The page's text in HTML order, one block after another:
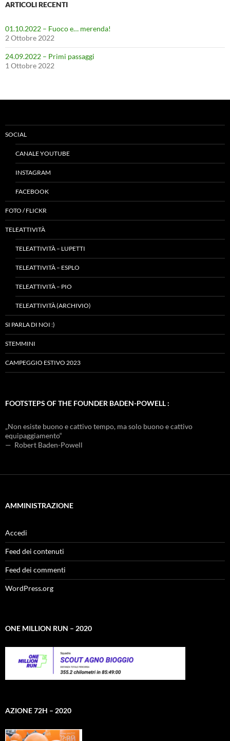
ARTICOLI RECENTI
01.10.2022 – Fuoco e… merenda!
2 Ottobre 2022
24.09.2022 – Primi passaggi
1 Ottobre 2022
SOCIAL
CANALE YOUTUBE
INSTAGRAM
FACEBOOK
FOTO / FLICKR
TELEATTIVITÀ
TELEATTIVITÀ – LUPETTI
TELEATTIVITÀ – ESPLO
TELEATTIVITÀ – PIO
TELEATTIVITÀ (ARCHIVIO)
SI PARLA DI NOI :)
STEMMINI
CAMPEGGIO ESTIVO 2023
FOOTSTEPS OF THE FOUNDER BADEN-POWELL :
„Non esiste buono e cattivo tempo, ma solo buono e cattivo
equipaggiamento“
— Robert Baden-Powell
AMMINISTRAZIONE
Accedi
Feed dei contenuti
Feed dei commenti
WordPress.org
ONE MILLION RUN – 2020
AZIONE 72H – 2020